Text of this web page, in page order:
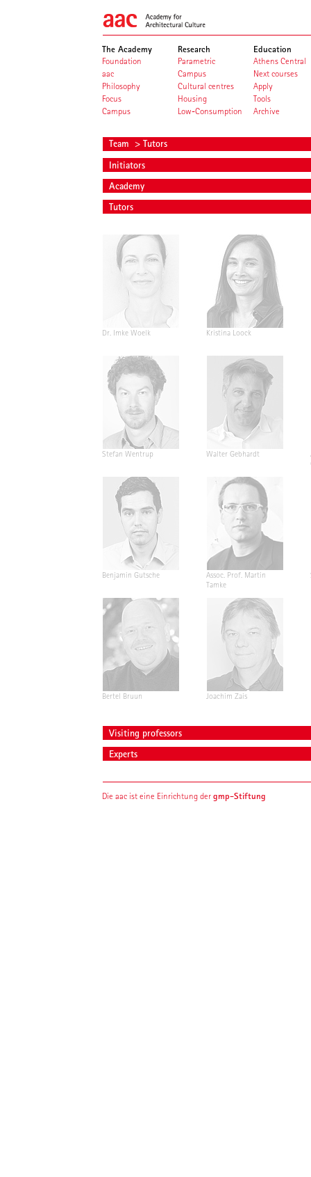
The Academy
Foundation
aac
Philosophy
Focus
Campus
Research
Parametric
Campus
Cultural centres
Housing
Low-Consumption
Education
Athens Central
Next courses
Apply
Tools
Archive
Team > Tutors
Initiators
Academy
Tutors
Dr. Imke Woelk Kristina Loock
Stefan Wentrup Walter Gebhardt
Benjamin Gutsche
Assoc. Prof. Martin
Tamke
Bertel Bruun Joachim Zais
Visiting professors
Experts
Die aac ist eine Einrichtung dergmp-Stiftung